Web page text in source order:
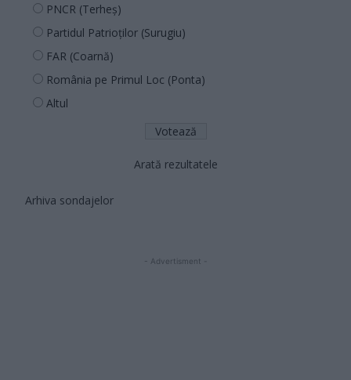
PNCR (Terheș)
Partidul Patrioților (Surugiu)
FAR (Coarnă)
România pe Primul Loc (Ponta)
Altul
Arată rezultatele
Arhiva sondajelor
- Advertisment -